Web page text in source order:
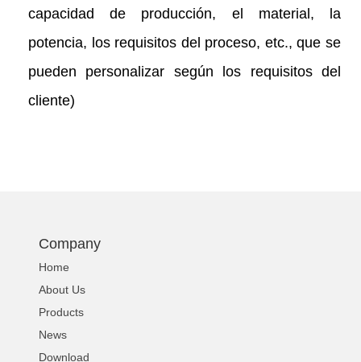
capacidad de producción, el material, la
potencia, los requisitos del proceso, etc., que se
pueden personalizar según los requisitos del
cliente)
Company
Home
About Us
Products
News
Download